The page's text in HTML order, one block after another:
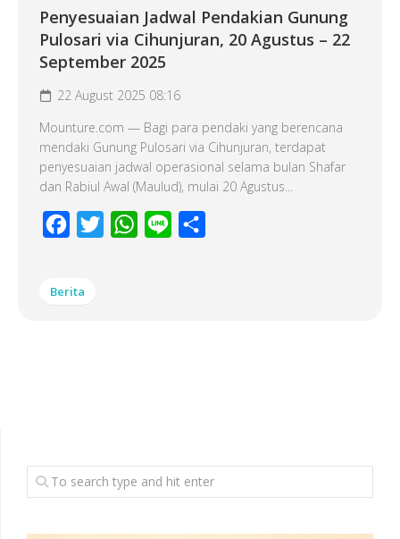
Penyesuaian Jadwal Pendakian Gunung
Pulosari via Cihunjuran, 20 Agustus – 22
September 2025
22 August 2025 08:16
Mounture.com — Bagi para pendaki yang berencana
mendaki Gunung Pulosari via Cihunjuran, terdapat
penyesuaian jadwal operasional selama bulan Shafar
dan Rabiul Awal (Maulud), mulai 20 Agustus...
Facebook
Twitter WhatsApp
Line
Berita